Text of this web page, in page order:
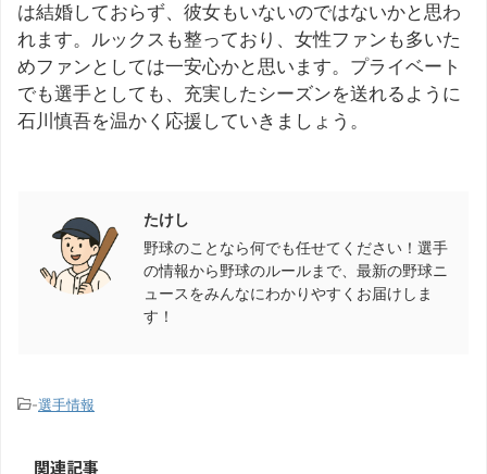
は結婚しておらず、彼女もいないのではないかと思わ
れます。ルックスも整っており、女性ファンも多いた
めファンとしては一安心かと思います。プライベート
でも選手としても、充実したシーズンを送れるように
石川慎吾を温かく応援していきましょう。
たけし
野球のことなら何でも任せてください！選手
の情報から野球のルールまで、最新の野球ニ
ュースをみんなにわかりやすくお届けしま
す！
-選手情報
関連記事